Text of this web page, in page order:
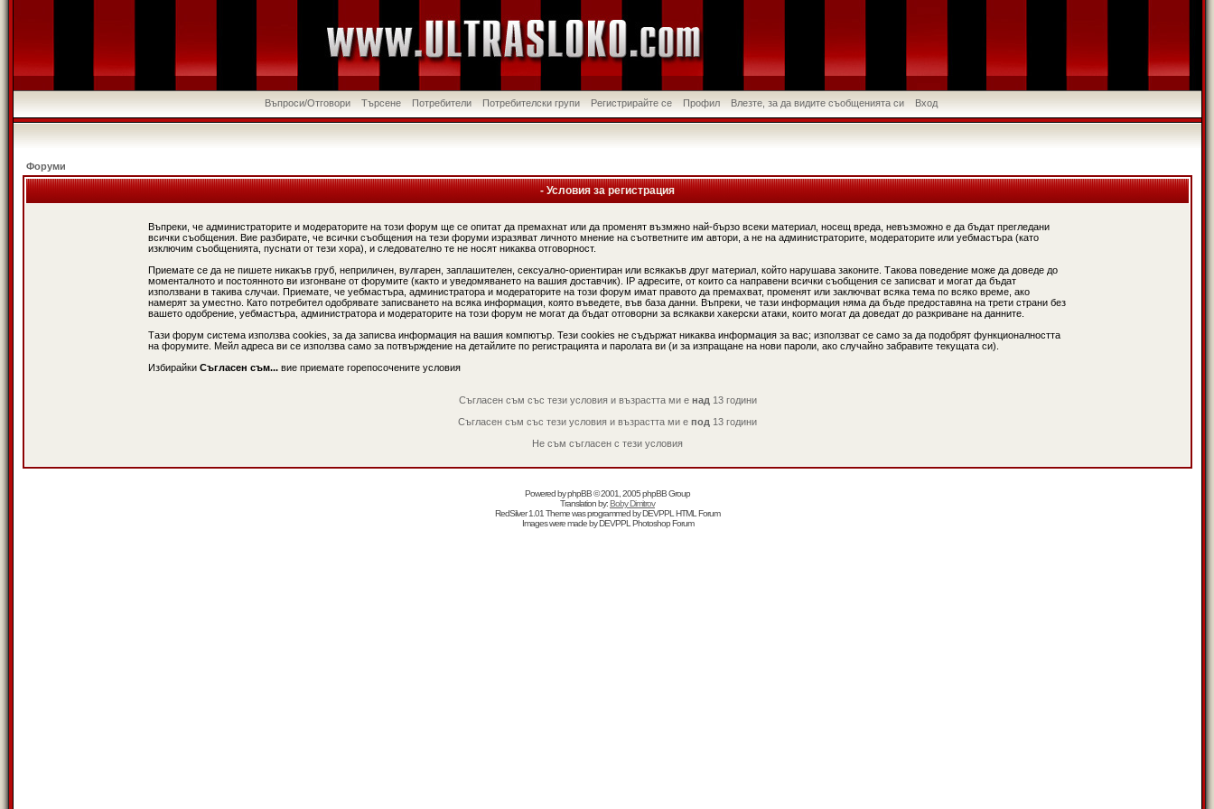
Въпроси/Отговори Търсене Потребители Потребителски групи Регистрирайте се Профил Влезте, за да видите съобщенията си Вход
Форуми
- Условия за регистрация
Въпреки, че администраторите и модераторите на този форум ще се опитат да премахнат или да променят възмжно най-бързо всеки материал, носещ вреда, невъзможно е да бъдат прегледани
всички съобщения. Вие разбирате, че всички съобщения на тези форуми изразяват личното мнение на съответните им автори, а не на администраторите, модераторите или уебмастъра (като
изключим съобщенията, пуснати от тези хора), и следователно те не носят никаква отговорност.
Приемате се да не пишете никакъв груб, неприличен, вулгарен, заплашителен, сексуално-ориентиран или всякакъв друг материал, който нарушава законите. Такова поведение може да доведе до
моменталното и постоянното ви изгонване от форумите (както и уведомяването на вашия доставчик). IP адресите, от които са направени всички съобщения се записват и могат да бъдат
използвани в такива случаи. Приемате, че уебмастъра, администратора и модераторите на този форум имат правото да премахват, променят или заключват всяка тема по всяко време, ако
намерят за уместно. Като потребител одобрявате записването на всяка информация, която въведете, във база данни. Въпреки, че тази информация няма да бъде предоставяна на трети страни без
вашето одобрение, уебмастъра, администратора и модераторите на този форум не могат да бъдат отговорни за всякакви хакерски атаки, които могат да доведат до разкриване на данните.
Тази форум система използва cookies, за да записва информация на вашия компютър. Тези cookies не съдържат никаква информация за вас; използват се само за да подобрят функционалността
на форумите. Мейл адреса ви се използва само за потвърждение на детайлите по регистрацията и паролата ви (и за изпращане на нови пароли, ако случайно забравите текущата си).
Избирайки Съгласен съм...вие приемате горепосочените условия
Съгласен съм със тези условия и възрастта ми е над 13 години
Съгласен съм със тези условия и възрастта ми е под 13 години
Не съм съгласен с тези условия
Powered byphpBB© 2001, 2005 phpBB Group
Translation by:Boby Dimitrov
RedSilver 1.01 Theme was programmed byDEVPPL HTML Forum
Images were made byDEVPPL Photoshop Forum